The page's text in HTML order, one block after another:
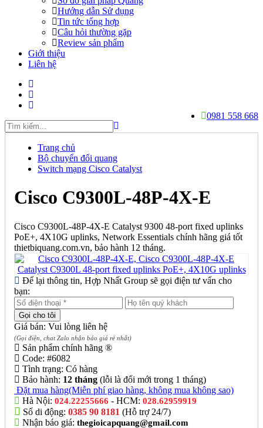
Hướng dẫn Sử dụng
Tin tức tổng hợp
Câu hỏi thường gặp
Review sản phẩm
Giới thiệu
Liên hệ
0981 558 668
Trang chủ
Bộ chuyển đổi quang
Switch mạng Cisco Catalyst
Cisco C9300L-48P-4X-E
Cisco C9300L-48P-4X-E Catalyst 9300 48-port fixed uplinks
PoE+, 4X10G uplinks, Network Essentials chính hãng giá tốt
thietbiquang.com.vn, bảo hành 12 tháng.
Để lại thông tin, Hợp Nhất Group sẽ gọi điện tư vấn cho
bạn:
Giá bán: Vui lòng liên hệ
(Gọi điện, chat Zalo nhận báo giá rẻ nhất)
Sản phẩm chính hãng ®
Code: #6082
Tình trạng: Có hàng
Bảo hành: 12 tháng (lỗi là đổi mới trong 1 tháng)
Đặt mua hàng(Miễn phí giao hàng, không mua không sao)
Hà Nội: 024.22255666 - HCM: 028.62959919
Số di động: 0385 90 8181 (Hỗ trợ 24/7)
Nhận báo giá: thegioicapquang@gmail.com